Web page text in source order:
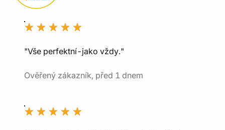
"Vše perfektní-jako vždy."
Ověřený zákazník, před 1 dnem